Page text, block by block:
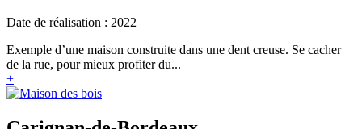
Date de réalisation : 2022
Exemple d’une maison construite dans une dent creuse. Se cacher
de la rue, pour mieux profiter du...
+